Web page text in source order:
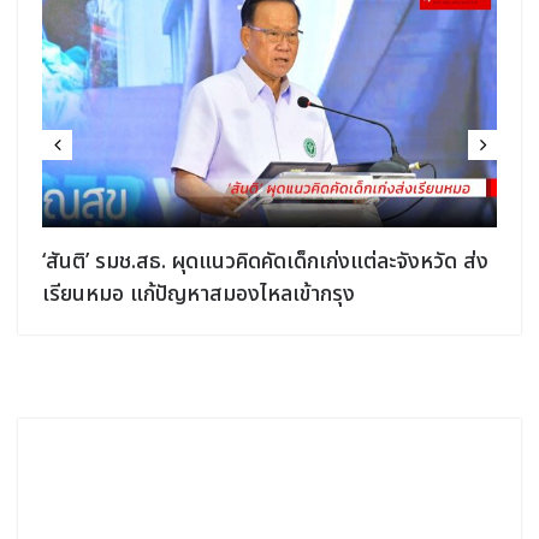
‘สันติ’ รมช.สธ. ผุดแนวคิดคัดเด็กเก่งแต่ละจังหวัด ส่ง
เรียนหมอ แก้ปัญหาสมองไหลเข้ากรุง